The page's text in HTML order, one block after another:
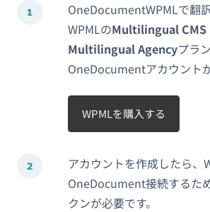
OneDocumentWPMLで翻訳
WPMLのMultilingual CMS
Multilingual Agencyプラ
OneDocumentアカウント
WPMLを購入する
アカウントを作成したら、
OneDocument接続するた
クンが必要です。